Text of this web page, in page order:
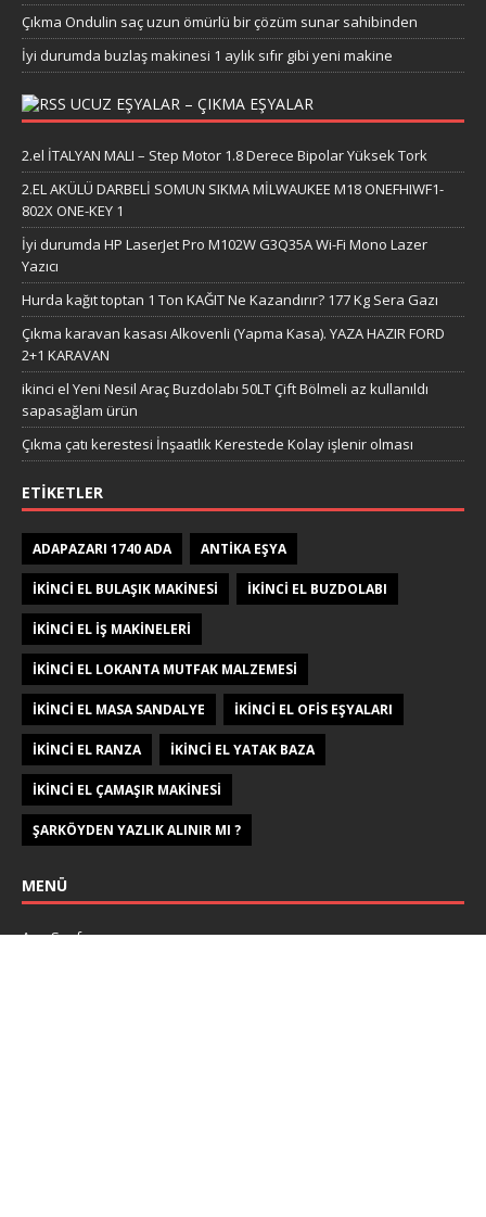
Çıkma Ondulin saç uzun ömürlü bir çözüm sunar sahibinden
İyi durumda buzlaş makinesi 1 aylık sıfır gibi yeni makine
UCUZ EŞYALAR – ÇIKMA EŞYALAR
2.el İTALYAN MALI – Step Motor 1.8 Derece Bipolar Yüksek Tork
2.EL AKÜLÜ DARBELİ SOMUN SIKMA MİLWAUKEE M18 ONEFHIWF1-
802X ONE-KEY 1
İyi durumda HP LaserJet Pro M102W G3Q35A Wi-Fi Mono Lazer
Yazıcı
Hurda kağıt toptan 1 Ton KAĞIT Ne Kazandırır? 177 Kg Sera Gazı
Çıkma karavan kasası Alkovenli (Yapma Kasa). YAZA HAZIR FORD
2+1 KARAVAN
ikinci el Yeni Nesil Araç Buzdolabı 50LT Çift Bölmeli az kullanıldı
sapasağlam ürün
Çıkma çatı kerestesi İnşaatlık Kerestede​​ Kolay işlenir olması
ETIKETLER
ADAPAZARI 1740 ADA ANTIKA EŞYA
IKINCI EL BULAŞIK MAKINESI IKINCI EL BUZDOLABI
IKINCI EL IŞ MAKINELERI
IKINCI EL LOKANTA MUTFAK MALZEMESI
IKINCI EL MASA SANDALYE IKINCI EL OFIS EŞYALARI
IKINCI EL RANZA IKINCI EL YATAK BAZA
IKINCI EL ÇAMAŞIR MAKINESI
ŞARKÖYDEN YAZLIK ALINIR MI ?
MENÜ
Ana Sayfa